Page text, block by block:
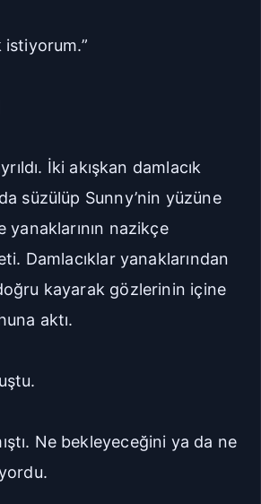
istiyorum.”
İki akışkan damlacık
süzülüp Sunny’nin yüzüne
yanaklarının nazikçe
Damlacıklar yanaklarından
kayarak gözlerinin içine
aktı.
Ne bekleyeceğini ya da ne